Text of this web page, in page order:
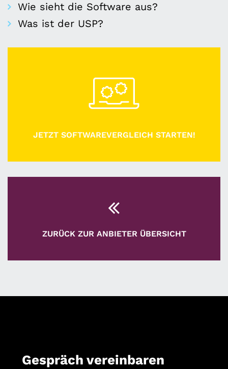
Wie sieht die Software aus?
Was ist der USP?
JETZT SOFTWAREVERGLEICH STARTEN!
ZURÜCK ZUR ANBIETER ÜBERSICHT
Gespräch vereinbaren